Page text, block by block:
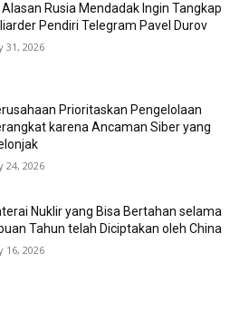
Alasan Rusia Mendadak Ingin Tangkap
Pendiri Telegram Pavel Durov
31, 2026
Prioritaskan Pengelolaan
karena Ancaman Siber yang
24, 2026
Nuklir yang Bisa Bertahan selama
Tahun telah Diciptakan oleh China
16, 2026